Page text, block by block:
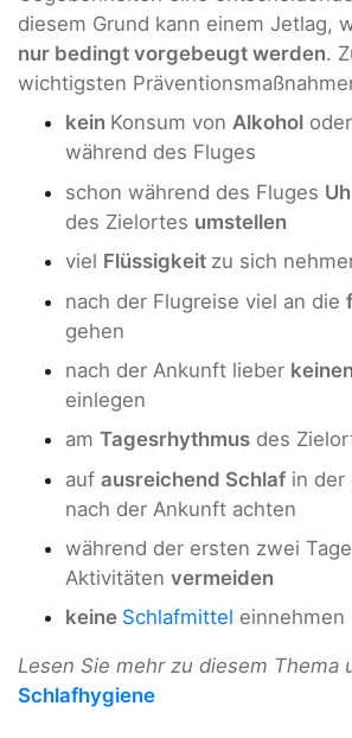
diesem Grund kann einem Jetlag,
nur bedingt vorgebeugt werden.
wichtigsten
kein Konsum von Alkohol oder
während des Fluges
schon während des Fluges
des Zielortes umstellen
viel Flüssigkeit zu sich
nach der Flugreise viel an die
gehen
nach der Ankunft lieber
einlegen
am Tagesrhythmus des
auf ausreichend Schlaf in der
nach der Ankunft achten
während der ersten zwei Tage
Aktivitäten vermeiden
keine Schlafmittel einnehmen
Lesen Sie mehr zu diesem Thema
Schlafhygiene